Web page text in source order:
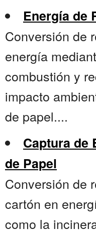
Energía de
Conversión de
energía
combustión y
impacto
de papel....
Captura de
de Papel
Conversión de
cartón en
como la